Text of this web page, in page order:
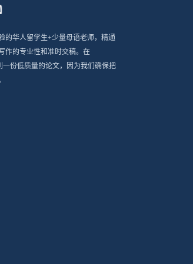
的华人留学生+少量母语老师，精通
作的专业性和准时交稿。在
份低质量的论文，因为我们确保把